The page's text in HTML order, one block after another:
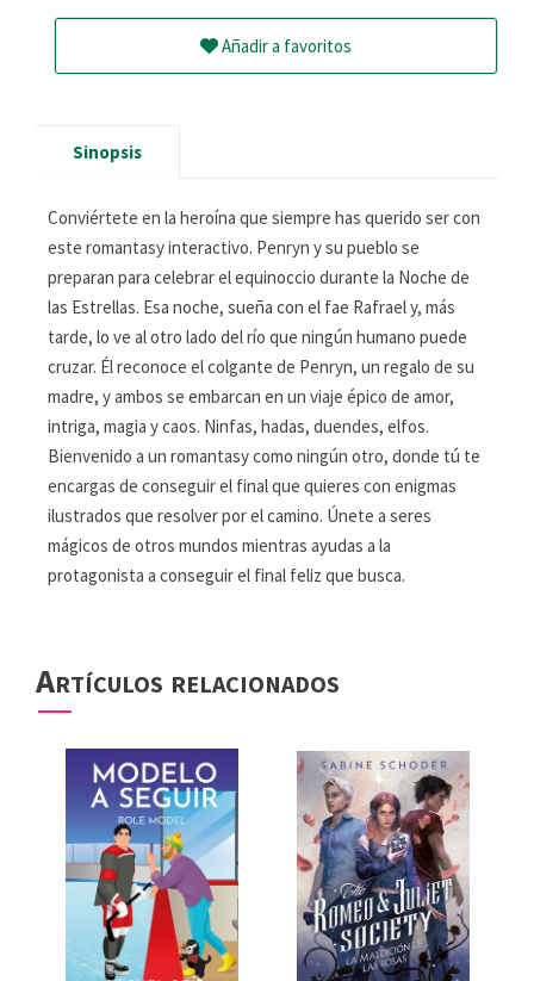
Añadir a favoritos
Sinopsis
Conviértete en la heroína que siempre has querido ser con
este romantasy interactivo. Penryn y su pueblo se
preparan para celebrar el equinoccio durante la Noche de
las Estrellas. Esa noche, sueña con el fae Rafrael y, más
tarde, lo ve al otro lado del río que ningún humano puede
cruzar. Él reconoce el colgante de Penryn, un regalo de su
madre, y ambos se embarcan en un viaje épico de amor,
intriga, magia y caos. Ninfas, hadas, duendes, elfos.
Bienvenido a un romantasy como ningún otro, donde tú te
encargas de conseguir el final que quieres con enigmas
ilustrados que resolver por el camino. Únete a seres
mágicos de otros mundos mientras ayudas a la
protagonista a conseguir el final feliz que busca.
Artículos relacionados